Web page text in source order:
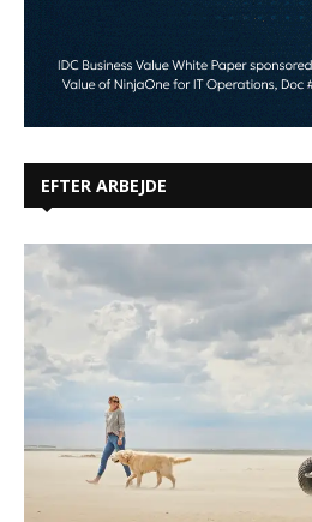
EFTER ARBEJDE